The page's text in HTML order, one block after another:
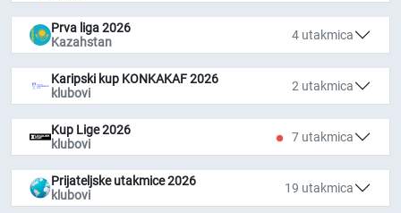
Prva liga 2026
Kazahstan
4 utakmica
Karipski kup KONKAKAF 2026
klubovi
2 utakmica
Kup Lige 2026
klubovi
7 utakmica
Prijateljske utakmice 2026
klubovi
19 utakmica